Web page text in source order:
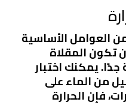
العوامل الأساسية
تكون المقلاة
يمكنك اختبار
من الماء على
فإن الحرارة